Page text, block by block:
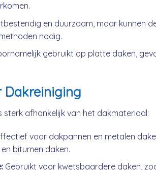
en duurzaam, maar kunnen
nodig.
gebruikt op platte daken,
Dakreiniging
sterk afhankelijk van het dakmateriaal:
voor dakpannen en metalen
bitumen daken.
Gebruikt voor kwetsbaardere daken,